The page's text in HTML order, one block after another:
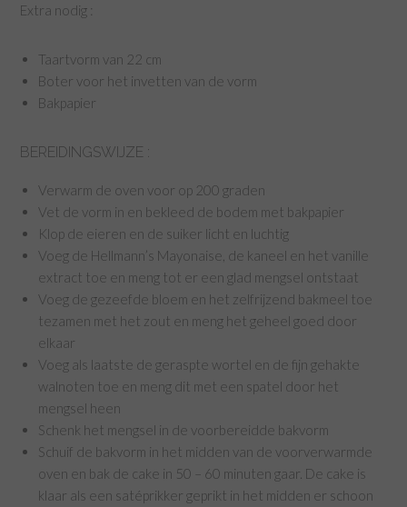
Extra nodig :
Taartvorm van 22 cm
Boter voor het invetten van de vorm
Bakpapier
BEREIDINGSWIJZE :
Verwarm de oven voor op 200 graden
Vet de vorm in en bekleed de bodem met bakpapier
Klop de eieren en de suiker licht en luchtig
Voeg de Hellmann’s Mayonaise, de kaneel en het vanille
extract toe en meng tot er een glad mengsel ontstaat
Voeg de gezeefde bloem en het zelfrijzend bakmeel toe
tezamen met het zout en meng het geheel goed door
elkaar
Voeg als laatste de geraspte wortel en de fijn gehakte
walnoten toe en meng dit met een spatel door het
mengsel heen
Schenk het mengsel in de voorbereidde bakvorm
Schuif de bakvorm in het midden van de voorverwarmde
oven en bak de cake in 50 – 60 minuten gaar. De cake is
klaar als een satéprikker geprikt in het midden er schoon